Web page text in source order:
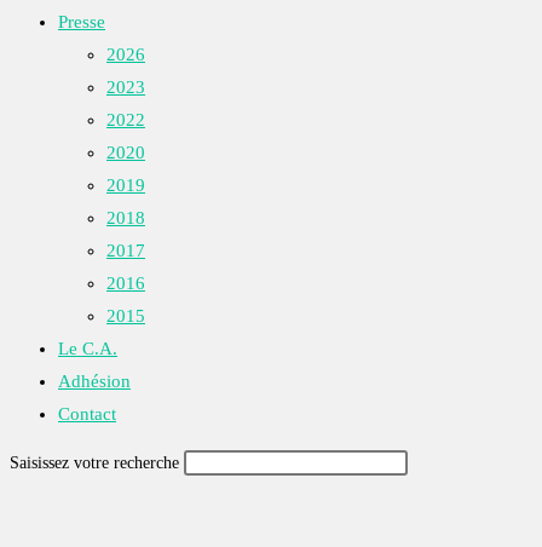
Presse
2026
2023
2022
2020
2019
2018
2017
2016
2015
Le C.A.
Adhésion
Contact
Saisissez votre recherche